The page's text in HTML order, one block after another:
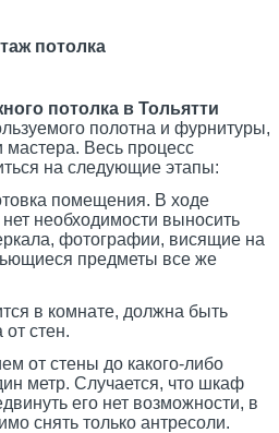
потолка
потолка в Тольятти
полотна и фурнитуры,
мастера. Весь процесс
на следующие этапы:
помещения. В ходе
необходимости выносить
фотографии, висящие на
предметы все же
в комнате, должна быть
стен.
от стены до какого-либо
метр. Случается, что шкаф
его нет возможности, в
снять только антресоли.